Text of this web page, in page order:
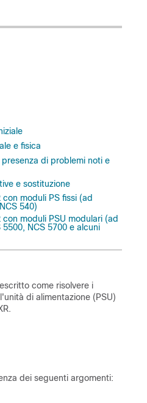
e fisica
di problemi noti e
e sostituzione
moduli PS fissi (ad
540)
moduli PSU modulari (ad
NCS 5700 e alcuni
come risolvere i
di alimentazione (PSU)
dei seguenti argomenti: